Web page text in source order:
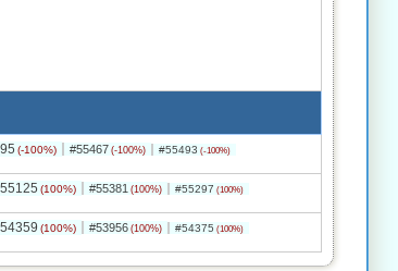
(-100%) #55467 (-100%) #55493 (-100%)
(100%) #55381 (100%) #55297 (100%)
(100%) #53956 (100%) #54375 (100%)